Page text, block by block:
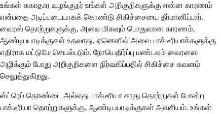
உங்கள் சுகாதார வழங்குநர் உங்கள் அறிகுறிகளுக்கு என்ன காரணம்
என்பதை அடிப்படையாகக் கொண்டு சிகிச்சையை தீர்மானிப்பார்.
வைரஸ் தொற்றுகளுக்கு, அவை மிகவும் பொதுவான காரணம்,
ஆண்டிபயாடிக்குகள் உதவாது, ஏனெனில் அவை பாக்டீரியாக்களுக்கு
எதிராக மட்டுமே செயல்படும். நோயெதிர்ப்பு மண்டலம் வைரஸை
அழிக்கும் போது அறிகுறிகளை நிர்வகிப்பதில் சிகிச்சை கவனம்
செலுத்துகிறது.
ஸ்ட்ரெப் தொண்டை அல்லது பாக்டீரியா காது தொற்றுகள் போன்ற
பாக்டீரியா தொற்றுகளுக்கு, ஆண்டிபயாடிக்குகள் அவசியம். உங்கள்